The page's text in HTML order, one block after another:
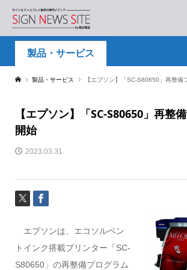
製品・サービス
製品・サービス 【エプソン】「SC-S80650」再整備
【エプソン】「SC-S80650」再整
開始
2023.03.31
エプソンは、エコソルベン
トインク搭載プリンター「SC-
S80650」の再整備プログラム